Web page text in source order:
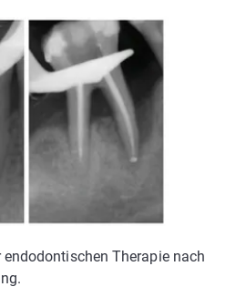
Therapie nach